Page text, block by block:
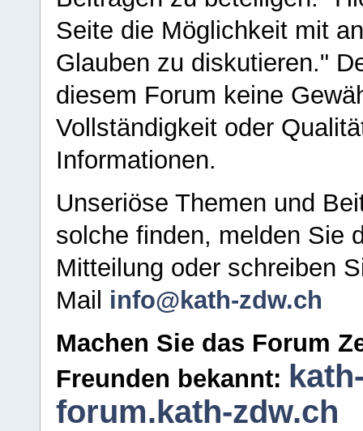
Seite die Möglichkeit mit
Glauben zu diskutieren."
diesem Forum keine
Vollständigkeit oder
Informationen.
Unseriöse Themen und
solche finden, melden Sie
Mitteilung oder schreiben
Mail info@kath-zdw.ch
Machen Sie das Forum
Freunden bekannt:
forum.kath-zdw.ch